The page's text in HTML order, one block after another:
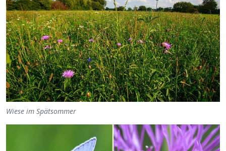
Wiese im Spätsommer